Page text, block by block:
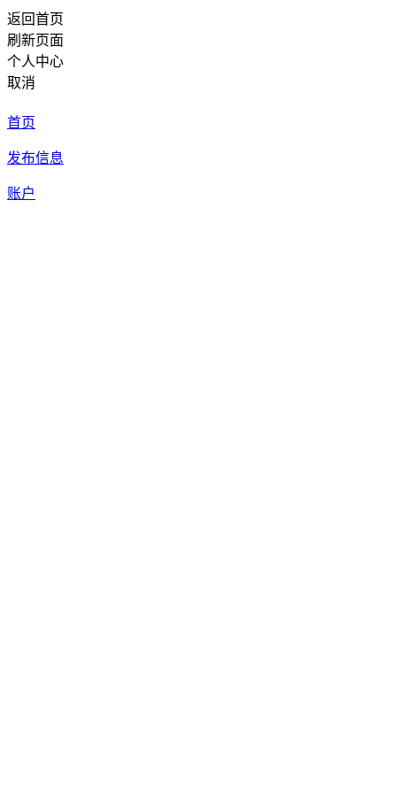
返回首页
刷新页面
个人中心
取消
首页
发布信息
账户